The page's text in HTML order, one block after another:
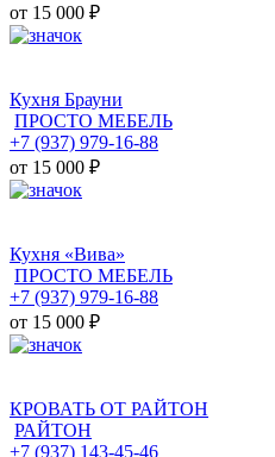
от 15 000 ₽
Кухня Брауни
ПРОСТО МЕБЕЛЬ
+7 (937) 979-16-88
от 15 000 ₽
Кухня «Вива»
ПРОСТО МЕБЕЛЬ
+7 (937) 979-16-88
от 15 000 ₽
КРОВАТЬ ОТ РАЙТОН
РАЙТОН
+7 (937) 143-45-46